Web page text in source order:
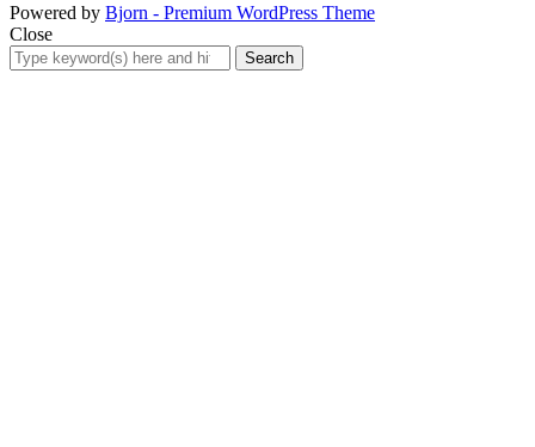
Powered by Bjorn - Premium WordPress Theme
Close